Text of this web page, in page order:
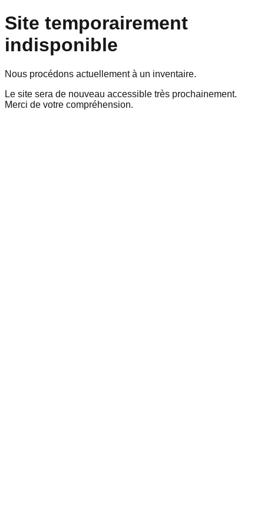
Site temporairement
indisponible
Nous procédons actuellement à un inventaire.
Le site sera de nouveau accessible très prochainement.
Merci de votre compréhension.